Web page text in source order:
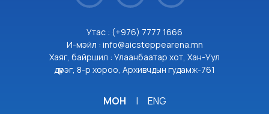
Утас : (+976) 7777 1666
И-мэйл : info@aicsteppearena.mn
Хаяг, байршил : Улаанбаатар хот, Хан-Уул
дүүрэг, 8-р хороо, Архивчдын гудамж-761
МОН | ENG